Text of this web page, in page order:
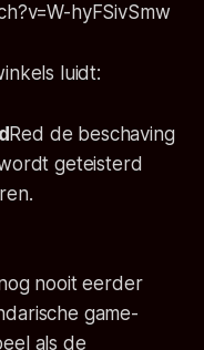
hyFSivSmw
luidt:
Red de beschaving
geteisterd
nooit eerder
game-
als de